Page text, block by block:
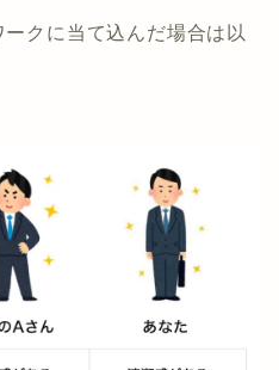
クに当て込んだ場合は以